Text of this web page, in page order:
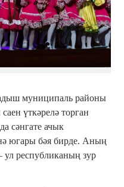
муниципаль районы
үткәрелә торган
сәнгате ачык
югары бәя бирде. Аның
ул республиканың зур